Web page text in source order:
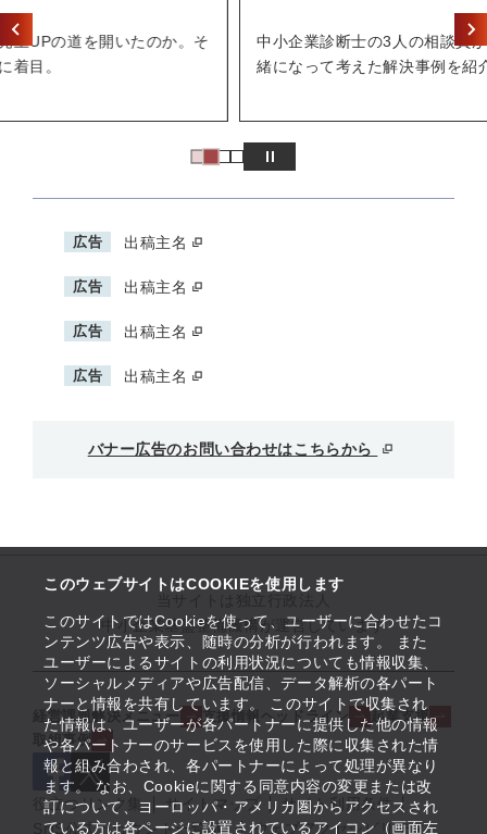
このウェブサイトはCOOKIEを使用します
このサイトではCookieを使って、ユーザーに合わせたコ
ンテンツ広告や表示、随時の分析が行われます。 また
ユーザーによるサイトの利用状況についても情報収集、
ソーシャルメディアや広告配信、データ解析の各パート
ナーと情報を共有しています。 このサイトで収集され
た情報は、ユーザーが各パートナーに提供した他の情報
や各パートナーのサービスを使用した際に収集された情
報と組み合わされ、各パートナーによって処理が異なり
ます。 なお、Cookieに関する同意内容の変更または改
訂について、ヨーロッパ・アメリカ圏からアクセスされ
ている方は各ページに設置されているアイコン（画面左
中小企業診断士の3人の相談員が、経営者とともに一
緒になって考えた解決事例を紹介していきます。
広告 出稿主名
広告 出稿主名
広告 出稿主名
広告 出稿主名
バナー広告のお問い合わせはこちらから
中小企業基盤整備機構が運営しています
経営課題解決メニュー 支援情報ヘッドライン
起業支援
取組事例
役立つリンク集 サイトマップ
サイト利用条件
SNS公式アカウント一覧
ウェブアクセシビリティ